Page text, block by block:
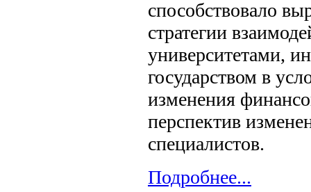
способствовало
стратегии
университетами,
государством в
изменения
перспектив
специалистов.
Подробнее...